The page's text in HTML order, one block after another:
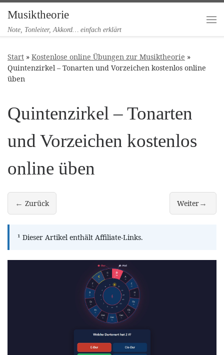
Zum Inhalt springen
Musiktheorie
Note, Tonleiter, Akkord… einfach erklärt
Start » Kostenlose online Übungen zur Musiktheorie »
Quintenzirkel – Tonarten und Vorzeichen kostenlos online
üben
Quintenzirkel – Tonarten
und Vorzeichen kostenlos
online üben
← Zurück
Intervall-Trainer online üben – kostenlos, ohne App, direkt im
Weiter→
¹ Dieser Artikel enthält Affiliate-Links.